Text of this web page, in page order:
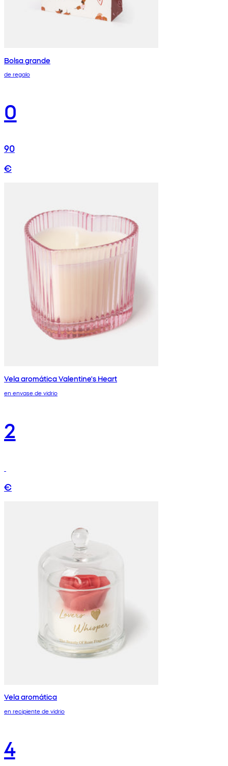
Bolsa grande
de regalo
0
90
€
Vela aromática Valentine's Heart
en envase de vidrio
2
€
Vela aromática
en recipiente de vidrio
4